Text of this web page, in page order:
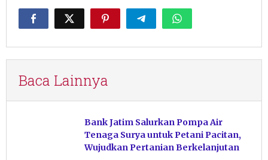
Baca Lainnya
Bank Jatim Salurkan Pompa Air
Tenaga Surya untuk Petani Pacitan,
Wujudkan Pertanian Berkelanjutan